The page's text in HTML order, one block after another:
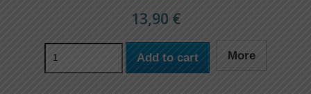
13,90 €
Add to cart More